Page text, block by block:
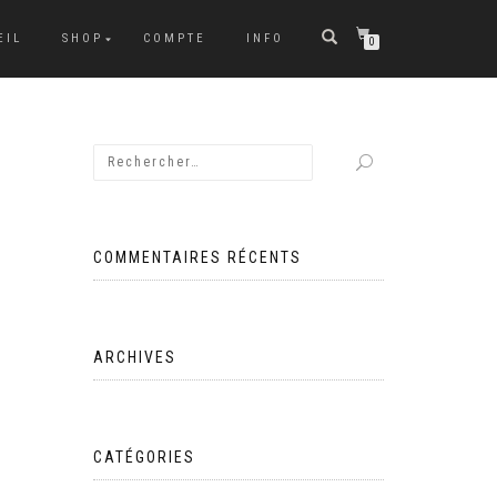
SHOP COMPTE INFO 0
COMMENTAIRES RÉCENTS
ARCHIVES
CATÉGORIES